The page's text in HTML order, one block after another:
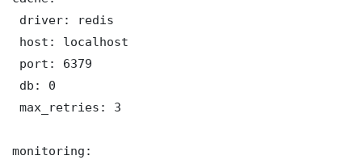
driver: redis
host: localhost
port: 6379
db: 0
max_retries: 3
monitoring: